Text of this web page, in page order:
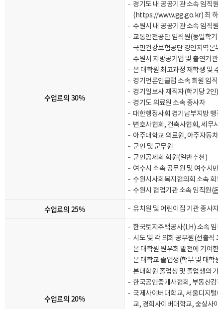
수업료의 30%
경기도 내 공공기관 소속 임직원
( https://www.gg.go.kr) 최 하
수원시 내 공공기관 소속 임직원
교통안전공단 임직원(동일학기
국민건강보험공단 경인지역본부
수원시 지방공기업 및 출연기관
본 대학원 최고과정 재학생 및 수
경기언론인클럽 소속 회원 임직
경기일보사 재직자(학기당 2인)
경기도 의료원 소속 종사자
대한행정사회 경기남부지방 행
변호사협회, 건축사협회, 세무사
아주대학교 의료원, 아주자동차
군인 및 군무원
군인공제회 회원(일반추천)
여수시 소속 공무원 및 여수시민
수원시사회복지협의회 소속 회원
수원시 협업기관 소속 임직원(온
수업료의 25% 유치원 및 어린이집 기관 종사자
수업료의 20%
한국토지주택공사(LH) 소속 임
시도 및 각 의회 공무원(선출직
본 대학원 원우회 발전에 기여한
본 대학교 졸업생(학부 및 대학원)
본대학원 졸업생 및 졸업생의 가
한국공인중개사협회, 부동산감
국제사이버대학교, 서울디지털
교, 경희사이버대학교, 숭실사이